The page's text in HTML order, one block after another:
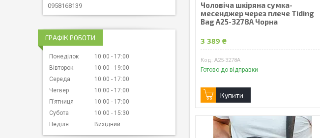
Чоловіча шкіряна сумка-
месенджер через плече Tiding
Bag A25-3278A Чорна
3 389 ₴
A25-3278A
Готово до відправки
Купити
0958168139
ГРАФІК РОБОТИ
Понеділок 10:00
17:00
Вівторок
10:00
19:00
Середа
10:00
17:00
Четвер
10:00
17:00
Пʼятниця
10:00
17:00
Субота
10:00
15:30
Неділя
Вихідний